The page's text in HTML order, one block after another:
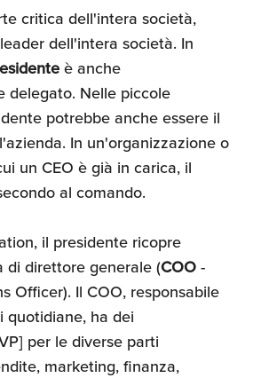
critica dell'intera società,
dell'intera società. In
è anche
delegato. Nelle piccole
potrebbe anche essere il
In un'organizzazione o
un CEO è già in carica, il
al comando.
il presidente ricopre
di direttore generale (COO -
Officer). Il COO, responsabile
quotidiane, ha dei
per le diverse parti
marketing, finanza,